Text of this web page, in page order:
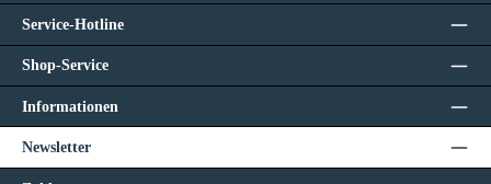
Service-Hotline
Shop-Service
Informationen
Newsletter